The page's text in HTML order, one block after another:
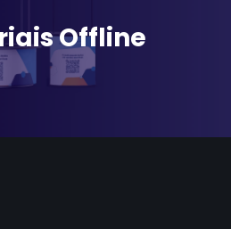
Offline